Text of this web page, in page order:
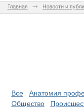
Главная Новости и
Все Анатомия
Общество